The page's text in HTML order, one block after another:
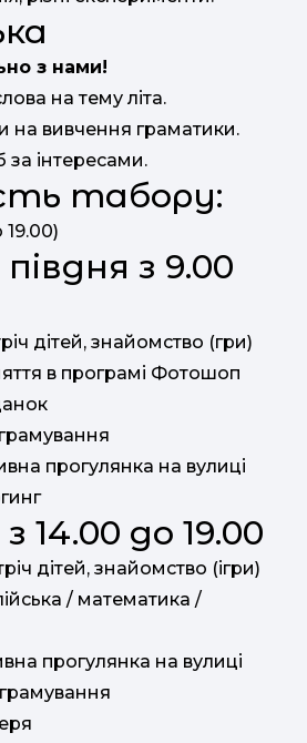
з нами!
на тему літа.
на вивчення граматики.
інтересами.
табору:
19.00)
з 9.00
дітей, знайомство (гри)
в програмі Фотошоп
прогулянка на вулиці
14.00 до 19.00
дітей, знайомство (ігри)
/ математика /
прогулянка на вулиці